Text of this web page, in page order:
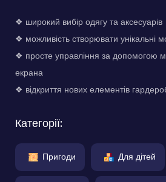
❖ широкий вибір одягу та аксесуарів
❖ можливість створювати унікальні
❖ просте управління за допомогою
екрана
❖ відкриття нових елементів
Категорії:
Пригоди Для дітей